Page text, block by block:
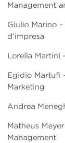
Management
Giulio Marino
d’impresa
Lorella Martini
Egidio Martufi
Marketing
Andrea
Matheus
Management